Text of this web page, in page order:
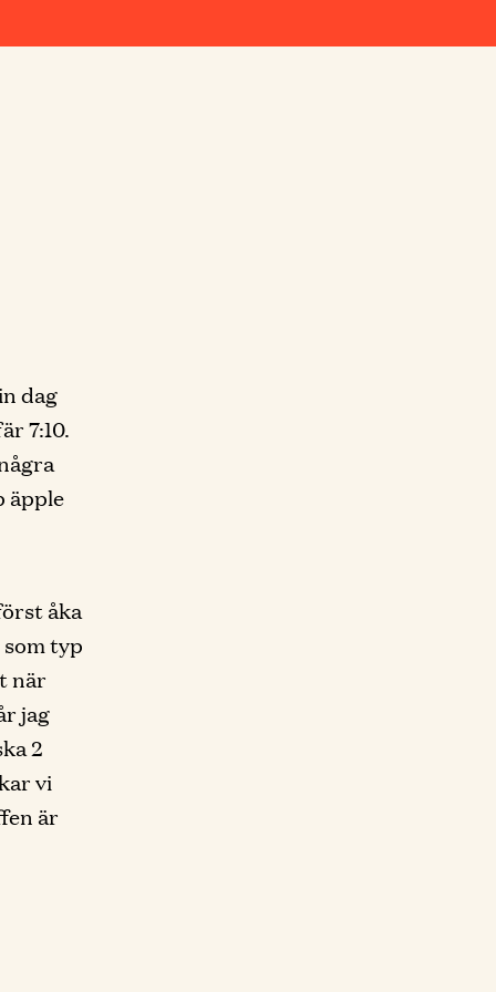
dag
7:10.
äpple
åka
typ
när
jag
2
vi
är